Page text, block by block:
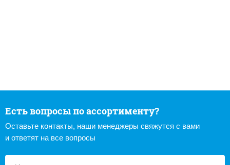
Есть вопросы по ассортименту?
Оставьте контакты, наши менеджеры свяжутся с вами
и ответят на все вопросы